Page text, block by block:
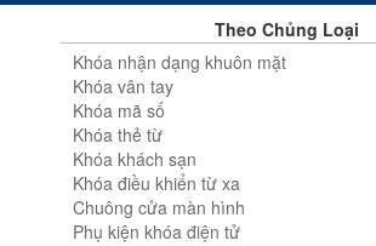
Theo Chủng Loại
Khóa nhận dạng khuôn mặt
Khóa vân tay
Khóa mã số
Khóa thẻ từ
Khóa khách sạn
Khóa điều khiển từ xa
Chuông cửa màn hình
Phụ kiện khóa điện tử